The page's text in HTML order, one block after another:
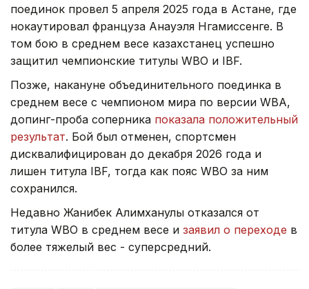
поединок провел 5 апреля 2025 года в Астане, где
нокаутировал француза Анауэля Нгамиссенге. В
том бою в среднем весе казахстанец успешно
защитил чемпионские титулы WBO и IBF.
Позже, накануне объединительного поединка в
среднем весе с чемпионом мира по версии WBA,
допинг-проба соперника показала положительный
результат. Бой был отменен, спортсмен
дисквалифицирован до декабря 2026 года и
лишен титула IBF, тогда как пояс WBO за ним
сохранился.
Недавно Жанибек Алимханулы отказался от
титула WBO в среднем весе и заявил о переходе в
более тяжелый вес - суперсредний.